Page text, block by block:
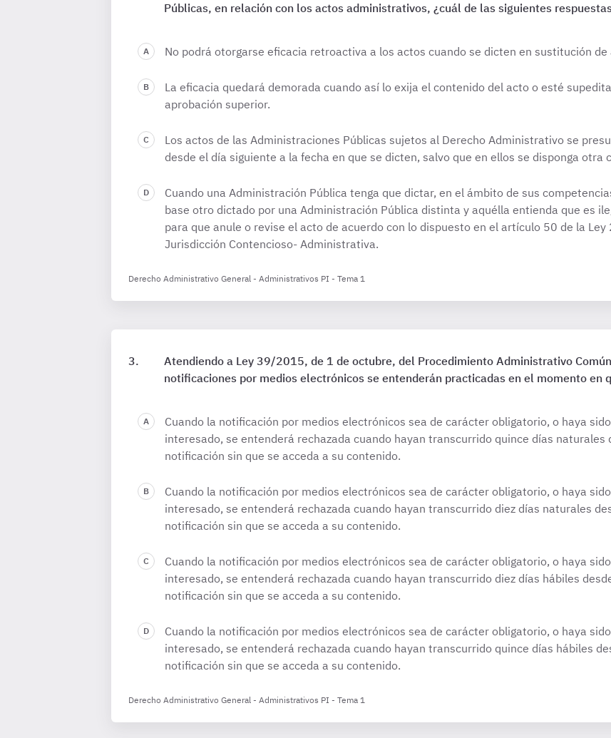
Públicas, en relación con los actos administrativos, ¿cuál de las siguientes
No podrá otorgarse eficacia retroactiva a los actos cuando se dicten en sustitución de
La eficacia quedará demorada cuando así lo exija el contenido del acto o esté
aprobación superior.
Los actos de las Administraciones Públicas sujetos al Derecho Administrativo se
desde el día siguiente a la fecha en que se dicten, salvo que en ellos se disponga otra
Cuando una Administración Pública tenga que dictar, en el ámbito de sus
base otro dictado por una Administración Pública distinta y aquélla entienda que es
para que anule o revise el acto de acuerdo con lo dispuesto en el artículo 50 de la
Jurisdicción Contencioso- Administrativa.
Derecho Administrativo General - Administrativos PI - Tema 1
Atendiendo a Ley 39/2015, de 1 de octubre, del Procedimiento Administrativo
notificaciones por medios electrónicos se entenderán practicadas en el momento en
Cuando la notificación por medios electrónicos sea de carácter obligatorio, o haya
interesado, se entenderá rechazada cuando hayan transcurrido quince días naturales
notificación sin que se acceda a su contenido.
Cuando la notificación por medios electrónicos sea de carácter obligatorio, o haya
interesado, se entenderá rechazada cuando hayan transcurrido diez días naturales
notificación sin que se acceda a su contenido.
Cuando la notificación por medios electrónicos sea de carácter obligatorio, o haya
interesado, se entenderá rechazada cuando hayan transcurrido diez días hábiles
notificación sin que se acceda a su contenido.
Cuando la notificación por medios electrónicos sea de carácter obligatorio, o haya
interesado, se entenderá rechazada cuando hayan transcurrido quince días hábiles
notificación sin que se acceda a su contenido.
Derecho Administrativo General - Administrativos PI - Tema 1